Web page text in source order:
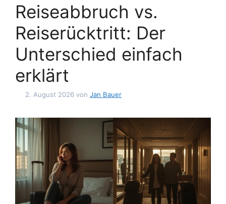
Reiseabbruch vs.
Reiserücktritt: Der
Unterschied einfach
erklärt
2. August 2026 von Jan Bauer